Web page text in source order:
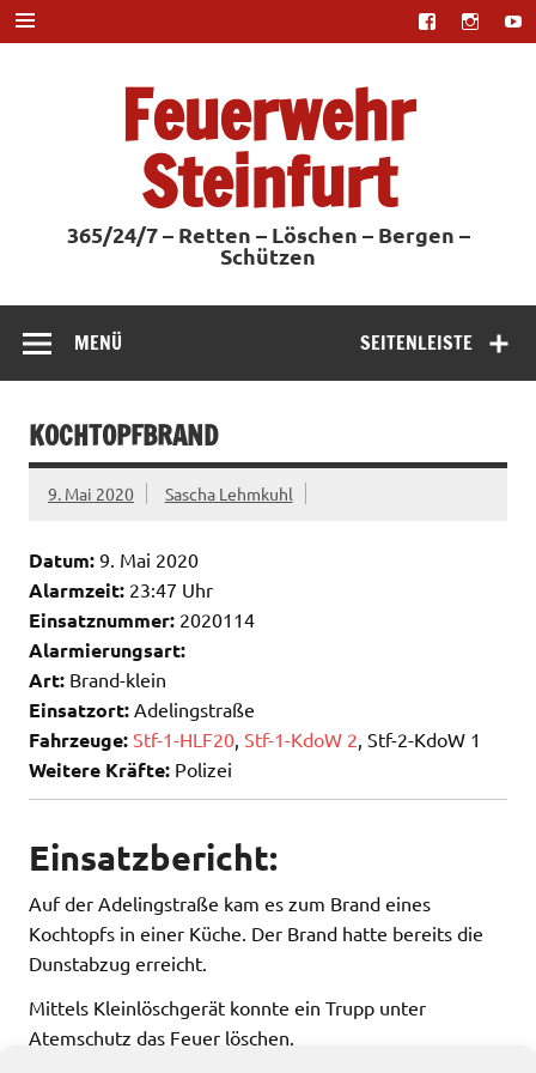
Zum
Inhalt
springen
Feuerwehr
Steinfurt
365/24/7 – Retten – Löschen – Bergen –
Schützen
SEITENLEISTE
MENÜ
KOCHTOPFBRAND
9. Mai 2020 Sascha Lehmkuhl
Datum: 9. Mai 2020
Alarmzeit: 23:47 Uhr
Einsatznummer: 2020114
Alarmierungsart:
Art: Brand-klein
Einsatzort: Adelingstraße
Fahrzeuge: Stf-1-HLF20 Stf-1-KdoW 2 , Stf-2-KdoW 1
Weitere Kräfte: Polizei
Einsatzbericht:
Auf der Adelingstraße kam es zum Brand eines
Kochtopfs in einer Küche. Der Brand hatte bereits die
Dunstabzug erreicht.
Mittels Kleinlöschgerät konnte ein Trupp unter
Atemschutz das Feuer löschen.